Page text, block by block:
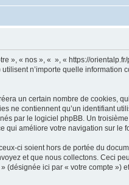
», « nos », « », « https://
n’importe quelle information
un certain nombre de cookies,
ne contiennent qu’un identifiant
par le logiciel phpBB. Un
qui améliore votre navigation sur le
ci soient hors de portée du
et que nous collectons. Ceci
(désignée ici par « votre compte »)